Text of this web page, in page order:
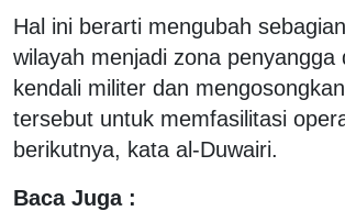
Hal ini berarti mengubah
wilayah menjadi zona penyangga
kendali militer dan
tersebut untuk memfasilitasi
berikutnya, kata al-Duwairi.
Baca Juga :